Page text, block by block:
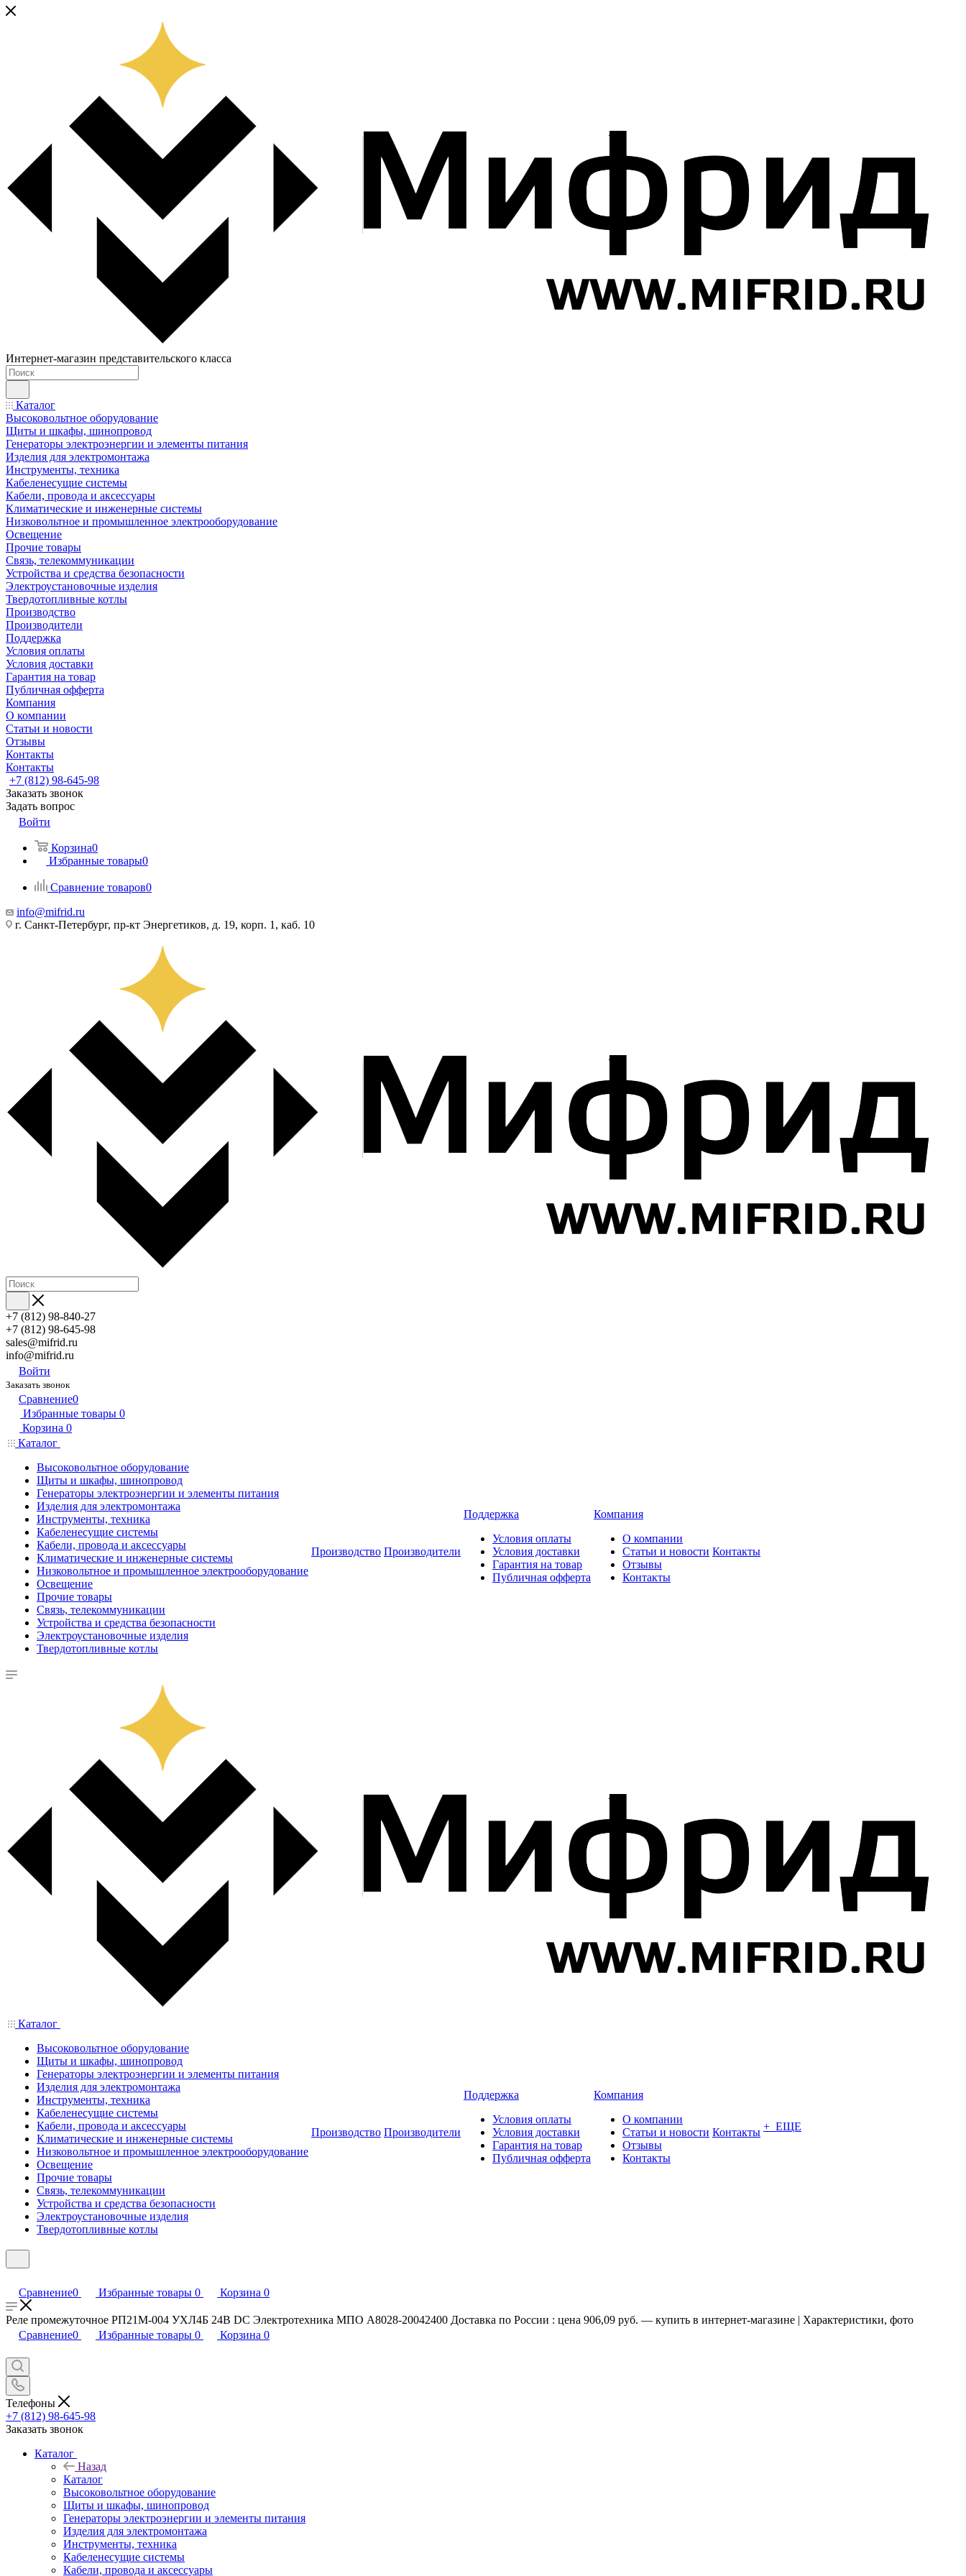
Интернет-магазин представительского класса
Каталог
Высоковольтное оборудование
Щиты и шкафы, шинопровод
Генераторы электроэнергии и элементы питания
Изделия для электромонтажа
Инструменты, техника
Кабеленесущие системы
Кабели, провода и аксессуары
Климатические и инженерные системы
Низковольтное и промышленное электрооборудование
Освещение
Прочие товары
Связь, телекоммуникации
Устройства и средства безопасности
Электроустановочные изделия
Твердотопливные котлы
Производство
Производители
Поддержка
Условия оплаты
Условия доставки
Гарантия на товар
Публичная офферта
Компания
О компании
Статьи и новости
Отзывы
Контакты
Контакты
+7 (812) 98-645-98
Заказать звонок
Задать вопрос
Войти
Корзина0
Избранные товары0
Сравнение товаров0
info@mifrid.ru
г. Санкт-Петербург, пр-кт Энергетиков, д. 19, корп. 1, каб. 10
+7 (812) 98-840-27
+7 (812) 98-645-98
sales@mifrid.ru
info@mifrid.ru
Войти
Заказать звонок
Сравнение0
Избранные товары 0
Корзина 0
Каталог
Высоковольтное оборудование
Щиты и шкафы, шинопровод
Генераторы электроэнергии и элементы питания
Изделия для электромонтажа
Инструменты, техника
Кабеленесущие системы
Кабели, провода и аксессуары
Климатические и инженерные системы
Низковольтное и промышленное электрооборудование
Освещение
Прочие товары
Связь, телекоммуникации
Устройства и средства безопасности
Электроустановочные изделия
Твердотопливные котлы
Производство Производители
Поддержка
Условия оплаты
Условия доставки
Гарантия на товар
Публичная офферта
Компания
О компании
Статьи и новости
Отзывы
Контакты
Контакты
Каталог
Высоковольтное оборудование
Щиты и шкафы, шинопровод
Генераторы электроэнергии и элементы питания
Изделия для электромонтажа
Инструменты, техника
Кабеленесущие системы
Кабели, провода и аксессуары
Климатические и инженерные системы
Низковольтное и промышленное электрооборудование
Освещение
Прочие товары
Связь, телекоммуникации
Устройства и средства безопасности
Электроустановочные изделия
Твердотопливные котлы
Производство Производители
Поддержка
Условия оплаты
Условия доставки
Гарантия на товар
Публичная офферта
Компания
О компании
Статьи и новости
Отзывы
Контакты
Контакты + ЕЩЕ
Сравнение0 Избранные товары 0 Корзина 0
Реле промежуточное РП21М-004 УХЛ4Б 24В DC Электротехника МПО A8028-20042400 Доставка по России : цена 906,09 руб. — купить в интернет-магазине | Характеристики, фото
Сравнение0 Избранные товары 0 Корзина 0
Телефоны
+7 (812) 98-645-98
Заказать звонок
Каталог
Назад
Каталог
Высоковольтное оборудование
Щиты и шкафы, шинопровод
Генераторы электроэнергии и элементы питания
Изделия для электромонтажа
Инструменты, техника
Кабеленесущие системы
Кабели, провода и аксессуары